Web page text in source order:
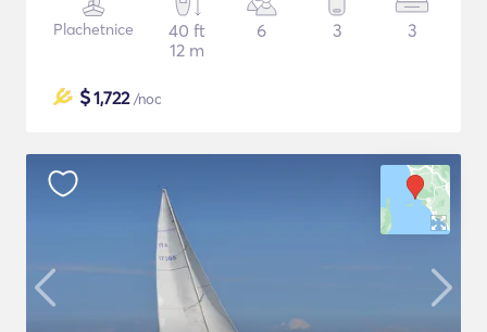
Plachetnice
40 ft
12 m
6 3 3
$1,722/noc